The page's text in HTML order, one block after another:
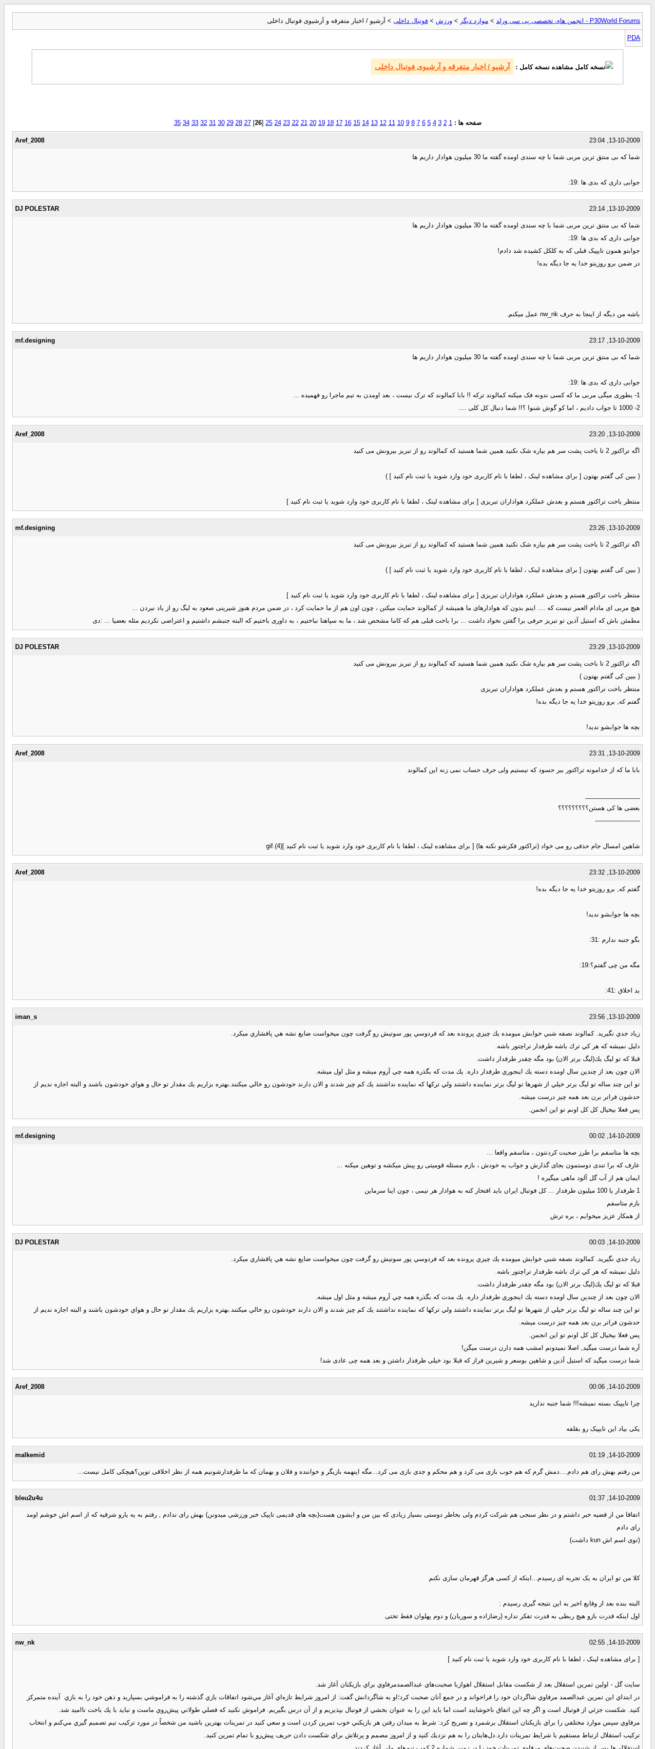
P30World Forums - انجمن های تخصصی پی سی ورلد > موارد ديگر > ورزش > فوتبال داخلی > آرشیو / اخبار متفرقه و آرشیوی فوتبال داخلی
PDA
مشاهده نسخه کامل : آرشیو / اخبار متفرقه و آرشیوی فوتبال داخلی
صفحه ها : 1
2
3
4
5
6
7
8
9
10
11
12
13
14
15
16
17
18
19
20
21
22
23
24
25
[
26
]
27
28
29
30
31
32
33
34
35
Aref_2008 13-10-2009, 23:04
شما که بی منتق ترین مربی شما با چه سندی اومده گفته ما 30 میلیون هوادار داریم ها
جوابی داری که بدی ها :19:
DJ POLESTAR 13-10-2009, 23:14
شما که بی منتق ترین مربی شما با چه سندی اومده گفته ما 30 میلیون هوادار داریم ها
جوابی داری که بدی ها :19:
جوابتو همون تایپیک قبلی که به کلکل کشیده شد دادم!
در ضمن برو روزیتو خدا یه جا دیگه بده!
باشه من دیگه از اینجا به حرف nw_nk عمل میکنم.
mf.designing 13-10-2009, 23:17
شما که بی منتق ترین مربی شما با چه سندی اومده گفته ما 30 میلیون هوادار داریم ها
جوابی داری که بدی ها :19:
1- یطوری میگی مربی ما که کسی ندونه فک میکنه کمالوند ترکه !! بابا کمالوند که ترک نیست ، بعد اومدن به تیم ماجرا رو فهمیده ...
2- 1000 تا جواب دادیم ، اما کو گوش شنوا ؟!! شما دنبال کل کلی ....
Aref_2008 13-10-2009, 23:20
اگه تراکتور 2 تا باخت پشت سر هم بیاره شک نکنید همین شما هستید که کمالوند رو از تبریز بیرونش می کنید
( ببین کی گفتم بهتون [ برای مشاهده لینک ، لطفا با نام کاربری خود وارد شوید یا ثبت نام کنید ] )
منتظر باخت تراکتور هستم و بعدش عملکرد هواداران تبریزی [ برای مشاهده لینک ، لطفا با نام کاربری خود وارد شوید یا ثبت نام کنید ]
mf.designing 13-10-2009, 23:26
اگه تراکتور 2 تا باخت پشت سر هم بیاره شک نکنید همین شما هستید که کمالوند رو از تبریز بیرونش می کنید
( ببین کی گفتم بهتون [ برای مشاهده لینک ، لطفا با نام کاربری خود وارد شوید یا ثبت نام کنید ] )
منتظر باخت تراکتور هستم و بعدش عملکرد هواداران تبریزی [ برای مشاهده لینک ، لطفا با نام کاربری خود وارد شوید یا ثبت نام کنید ]
هیچ مربی ای مادام العمر نیست که .... اینم بدون که هوادارهای ما همیشه از کمالوند حمایت میکنن ، چون اون هم از ما حمایت کرد ، در ضمن مردم هنوز شیرینی صعود به لیگ رو از یاد نبردن ...
مطمئن باش که استیل آذین تو تبریز حرفی برا گفتن نخواد داشت ... برا باخت قبلی هم که کاما مشخص شد ، ما به سپاهنا نباختیم ، به داوری باختیم که البته جنبشم داشتیم و اعتراضی نکردیم مثله بعضیا ... :دی
DJ POLESTAR 13-10-2009, 23:29
اگه تراکتور 2 تا باخت پشت سر هم بیاره شک نکنید همین شما هستید که کمالوند رو از تبریز بیرونش می کنید
( ببین کی گفتم بهتون )
منتظر باخت تراکتور هستم و بعدش عملکرد هواداران تبریزی
گفتم که, برو روزیتو خدا یه جا دیگه بده!
بچه ها جوابشو ندید!
Aref_2008 13-10-2009, 23:31
بابا ما که از خدامونه تراکتور ببر حسود که نیستیم ولی حرف حساب نمی زنه این کمالوند
بعضی ها کی هستن؟؟؟؟؟؟؟؟؟
-----------------------
شاهین امسال جام حذفی رو می خواد (تراکتور فکرشو نکنه ها) [ برای مشاهده لینک ، لطفا با نام کاربری خود وارد شوید یا ثبت نام کنید ](4).gif
Aref_2008 13-10-2009, 23:32
گفتم که, برو روزیتو خدا یه جا دیگه بده!
بچه ها جوابشو ندید!
بگو جنبه ندارم :31:
مگه من چی گفتم؟:19:
بد اخلاق :41:
iman_s 13-10-2009, 23:56
زياد جدي نگيريد. كمالوند نصفه شبي خوابش ميومده يك چيزي پرونده بعد كه فردوسي پور سوتيش رو گرفت چون ميخواست ضايع نشه هي پافشاري ميكرد.
دليل نميشه كه هر كي ترك باشه طرفدار تراچتور باشه.
قبلا كه تو ليگ يك(ليگ برتر الان) بود مگه چقدر طرفدار داشت.
الان چون بعد از چندين سال اومده دسته يك اينجوري طرفدار داره. يك مدت كه بگذره همه چي آروم ميشه و مثل اول ميشه.
تو اين چند ساله تو ليگ برتر خيلي از شهرها تو ليگ برتر نماينده داشتند ولي تركها كه نماينده نداشتند يك كم چيز شدند و الان دارند خودشون رو خالي ميكنند.بهتره بزاريم يك مقدار تو حال و هواي خودشون باشند و البته اجازه نديم از
حدشون فراتر برن بعد همه چيز درست ميشه.
پس فعلا بيخيال كل كل اونم تو اين انجمن.
mf.designing 14-10-2009, 00:02
بچه ها متاسفم برا طرز صحبت کردنتون ، متاسفم واقعا ...
عارف که برا تندی دوستمون بجای گذارش و جواب به خودش ، بازم مسئله قومیتی رو پیش میکشه و توهین میکنه ...
ایمان هم از آب گل آلود ماهی میگیره !
1 طرفدار یا 100 میلیون طرفدار ... کل فوتبال ایران باید افتخار کنه به هوادار هر تیمی ، چون اینا سرماین
بازم متاسفم
از همکار عزیز میخوایم ، بره ترش
DJ POLESTAR 14-10-2009, 00:03
زياد جدي نگيريد. كمالوند نصفه شبي خوابش ميومده يك چيزي پرونده بعد كه فردوسي پور سوتيش رو گرفت چون ميخواست ضايع نشه هي پافشاري ميكرد.
دليل نميشه كه هر كي ترك باشه طرفدار تراچتور باشه.
قبلا كه تو ليگ يك(ليگ برتر الان) بود مگه چقدر طرفدار داشت.
الان چون بعد از چندين سال اومده دسته يك اينجوري طرفدار داره. يك مدت كه بگذره همه چي آروم ميشه و مثل اول ميشه.
تو اين چند ساله تو ليگ برتر خيلي از شهرها تو ليگ برتر نماينده داشتند ولي تركها كه نماينده نداشتند يك كم چيز شدند و الان دارند خودشون رو خالي ميكنند.بهتره بزاريم يك مقدار تو حال و هواي خودشون باشند و البته اجازه نديم از
حدشون فراتر برن بعد همه چيز درست ميشه.
پس فعلا بيخيال كل كل اونم تو اين انجمن.
آره شما درست میگید, اصلا نمیدونم امشب همه دارن درست میگن!
شما درست میگید که استیل آذین و شاهین بوسعر و شیرین فراز که قبلا بود خیلی طرفدار داشتن و بعد همه چی عادی شد!
Aref_2008 14-10-2009, 00:06
چرا تایپیک بسته نمیشه!!! شما جنبه ندارید
یکی بیاد این تایپیک رو بقلفه
malkemid 14-10-2009, 01:19
من رفتم بهش رای هم دادم....دمش گرم که هم خوب بازی می کرد و هم محکم و جدی بازی می کرد...مگه اینهمه بازیگر و خواننده و فلان و بهمان که ما طرفدارشونیم همه از نظر اخلاقی توپن؟هیچکی کامل نیست...
bleu2u4u 14-10-2009, 01:37
اتفاقا من از قضیه خبر داشتم و در نظر سنجی هم شرکت کردم ولی بخاطر دوستی بسیار زیادی که بین من و ایشون هست(بچه های قدیمی تاپیک خبر ورزشی میدونن) بهش رای ندادم , رفتم به یه یارو شرقیه که از اسم اش خوشم اومد
رای دادم
(توی اسم اش kun داشت)
کلا من تو ایران به یک تجربه ای رسیدم...اینکه از کسی هرگز قهرمان سازی نکنم
البته بنده بعد از وقایع اخیر به این نتیجه گیری رسیدم :
اول اینکه قدرت بازو هیچ ربطی به قدرت تفکر نداره (رضازاده و سوریان) و دوم پهلوان فقط تختی
nw_nk 14-10-2009, 02:55
[ برای مشاهده لینک ، لطفا با نام کاربری خود وارد شوید یا ثبت نام کنید ]
سايت گل - اولين تمرين استقلال بعد از شكست مقابل استقلال اهوازبا صحبت‌هاي عبدالصمدمرفاوي براي بازيكنان آغاز شد.
در ابتداي اين تمرين عبدالصمد مرفاوي شاگردان خود را فراخواند و در جمع آنان صحبت كرد؛او به شاگردانش گفت: از امروز شرايط تازه‌اي آغاز مي‌شود اتفاقات بازي گذشته را به فراموشي بسپاريد و ذهن خود را به بازي ‌ آينده متمركز
كنيد. شكست جزئي از فوتبال است و اگر چه اين اتفاق ناخوشايند است اما بايد اين را به عنوان بخشي از فوتبال بپذيريم و از آن درس بگيريم. فراموش نكنيد كه فصلي طولاني پيش‌روي ماست و نبايد با يك باخت نااميد شد.
مرفاوي سپس موارد مختلفي را براي بازيكنان استقلال برشمرد و تصريح كرد: شرط به ميدان رفتن هر بازيكني خوب تمرين كردن است و سعي كنيد در تمرينات بهترين باشيد من شخصاً در مورد تركيب تيم تصميم گيري مي‌كنم و انتخاب
تركيب استقلال ارتباط مستقيم با شرايط تمرينات دارد.دل‌هايتان را به هم نزديك كنيد و از امروز مصمم و پرتلاش براي شكست دادن حريف پيش‌رو با تمام تمرين كنيد.